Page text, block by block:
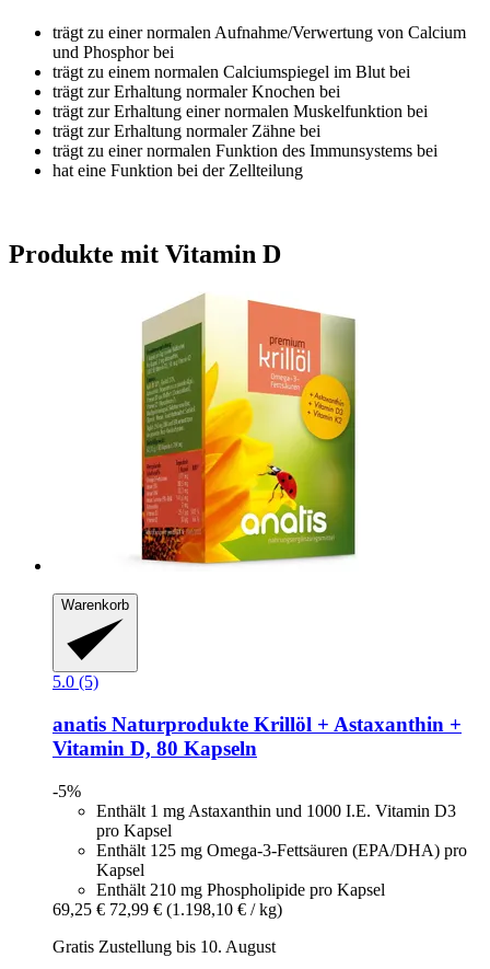
trägt zu einer normalen Aufnahme/Verwertung von Calcium
und Phosphor bei
trägt zu einem normalen Calciumspiegel im Blut bei
trägt zur Erhaltung normaler Knochen bei
trägt zur Erhaltung einer normalen Muskelfunktion bei
trägt zur Erhaltung normaler Zähne bei
trägt zu einer normalen Funktion des Immunsystems bei
hat eine Funktion bei der Zellteilung
Produkte mit Vitamin D
Warenkorb
5.0 (5)
anatis Naturprodukte Krillöl + Astaxanthin +
Vitamin D, 80 Kapseln
-5%
Enthält 1 mg Astaxanthin und 1000 I.E. Vitamin D3
pro Kapsel
Enthält 125 mg Omega-3-Fettsäuren (EPA/DHA) pro
Kapsel
Enthält 210 mg Phospholipide pro Kapsel
69,25 € 72,99 € (1.198,10 € / kg)
Gratis Zustellung bis 10. August